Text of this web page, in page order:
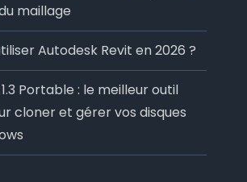
maillage
Autodesk Revit en 2026 ?
Portable : le meilleur outil
cloner et gérer vos disques